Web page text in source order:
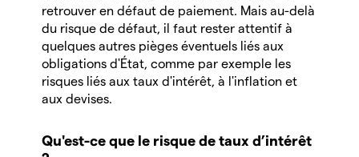
retrouver en défaut de paiement. Mais au-delà
du risque de défaut, il faut rester attentif à
quelques autres pièges éventuels liés aux
obligations d'État, comme par exemple les
risques liés aux taux d'intérêt, à l'inflation et
aux devises.
Qu'est-ce que le risque de taux d’intérêt